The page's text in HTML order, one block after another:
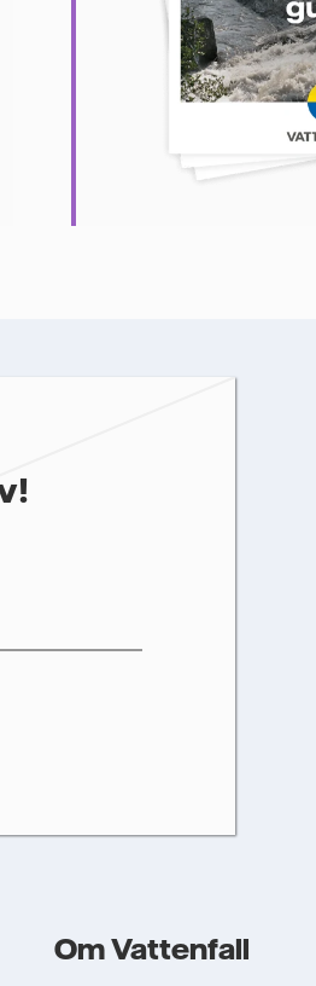
virksomheder
mails for at
oplysninger
Om Vattenfall